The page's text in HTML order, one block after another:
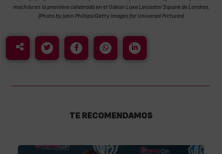
mochila en la premiere celebrada en el Odeon Luxe Leicester Square de Londres.
(Photo by John Phillips/Getty Images for Universal Pictures)
TE RECOMENDAMOS